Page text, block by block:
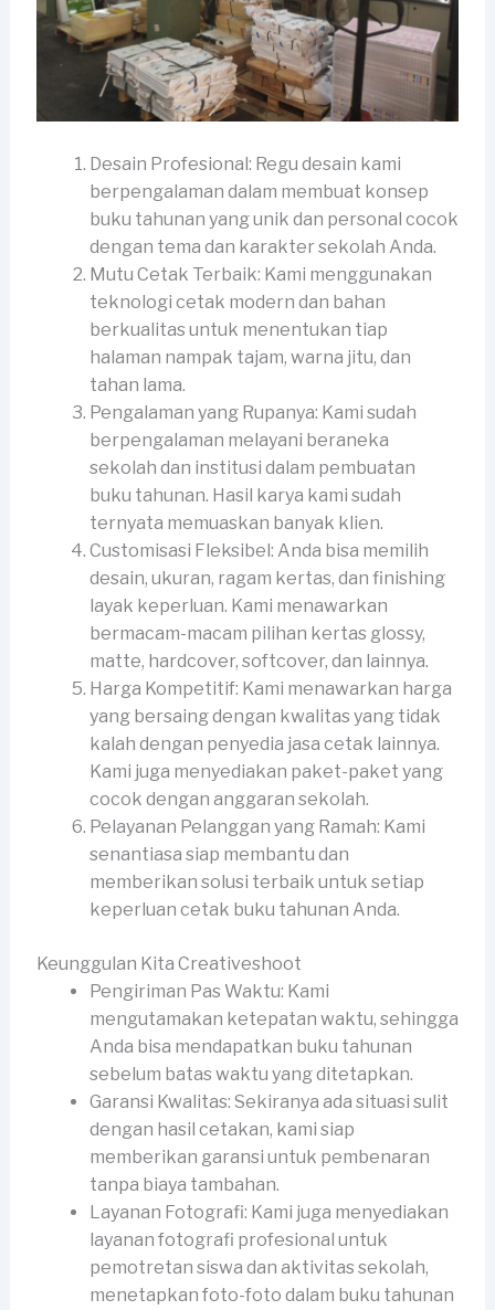
Desain Profesional: Regu desain kami
berpengalaman dalam membuat konsep
buku tahunan yang unik dan personal cocok
dengan tema dan karakter sekolah Anda.
Mutu Cetak Terbaik: Kami menggunakan
teknologi cetak modern dan bahan
berkualitas untuk menentukan tiap
halaman nampak tajam, warna jitu, dan
tahan lama.
Pengalaman yang Rupanya: Kami sudah
berpengalaman melayani beraneka
sekolah dan institusi dalam pembuatan
buku tahunan. Hasil karya kami sudah
ternyata memuaskan banyak klien.
Customisasi Fleksibel: Anda bisa memilih
desain, ukuran, ragam kertas, dan finishing
layak keperluan. Kami menawarkan
bermacam-macam pilihan kertas glossy,
matte, hardcover, softcover, dan lainnya.
Harga Kompetitif: Kami menawarkan harga
yang bersaing dengan kwalitas yang tidak
kalah dengan penyedia jasa cetak lainnya.
Kami juga menyediakan paket-paket yang
cocok dengan anggaran sekolah.
Pelayanan Pelanggan yang Ramah: Kami
senantiasa siap membantu dan
memberikan solusi terbaik untuk setiap
keperluan cetak buku tahunan Anda.
Keunggulan Kita Creativeshoot
Pengiriman Pas Waktu: Kami
mengutamakan ketepatan waktu, sehingga
Anda bisa mendapatkan buku tahunan
sebelum batas waktu yang ditetapkan.
Garansi Kwalitas: Sekiranya ada situasi sulit
dengan hasil cetakan, kami siap
memberikan garansi untuk pembenaran
tanpa biaya tambahan.
Layanan Fotografi: Kami juga menyediakan
layanan fotografi profesional untuk
pemotretan siswa dan aktivitas sekolah,
menetapkan foto-foto dalam buku tahunan